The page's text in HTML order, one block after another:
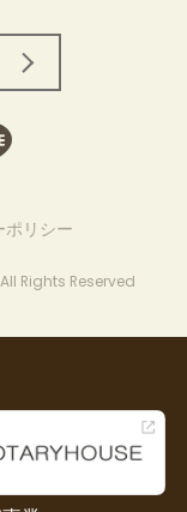
ポリシー
Rights Reserved